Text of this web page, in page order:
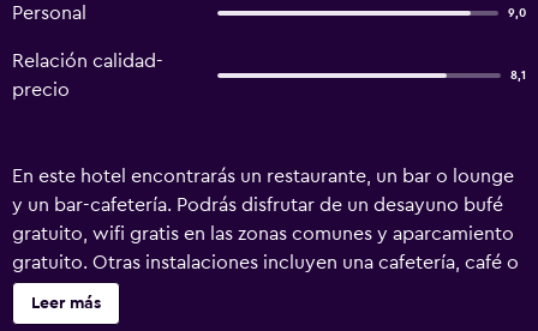
Personal 9,0
Relación calidad-
precio
8,1
En este hotel encontrarás un restaurante, un bar o lounge
y un bar-cafetería. Podrás disfrutar de un desayuno bufé
gratuito, wifi gratis en las zonas comunes y aparcamiento
gratuito. Otras instalaciones incluyen una cafetería, café o
té en las zonas comunes y salas de tratamientos o masajes.
Astron Hotel ofrece 66 alojamientos con minibar y caja
Leer más